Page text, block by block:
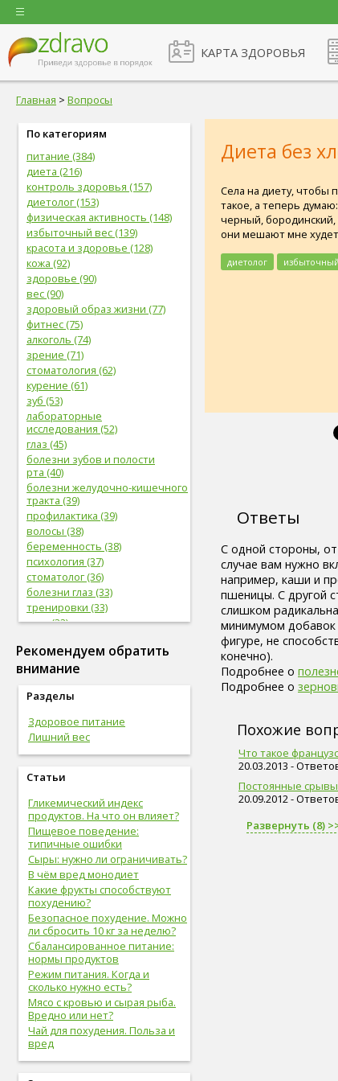
КАРТА ЗДОРОВЬЯ
Главная > Вопросы
По категориям
питание (384)
диета (216)
контроль здоровья (157)
диетолог (153)
физическая активность (148)
избыточный вес (139)
красота и здоровье (128)
кожа (92)
здоровье (90)
вес (90)
здоровый образ жизни (77)
фитнес (75)
алкоголь (74)
зрение (71)
стоматология (62)
курение (61)
зуб (53)
лабораторные
исследования (52)
глаз (45)
болезни зубов и полости
рта (40)
болезни желудочно-кишечного
тракта (39)
профилактика (39)
волосы (38)
беременность (38)
психология (37)
стоматолог (36)
болезни глаз (33)
тренировки (33)
нога (32)
фрукты (31)
сердечно-сосудистая
женская половая система (31)
живот (29)
болезни сердца и сосудов (28)
упражнения (27)
сахар (26)
мышцы (24)
витамины (24)
позвоночник (24)
сон (24)
общий анализ крови (23)
болезни опорно-двигательной
системы, травмы (23)
опорно-двигательная
система (22)
пищеварительная система (22)
голова (22)
физическая форма (22)
сигареты (22)
дети (22)
вода (21)
женские болезни (20)
инфекционные болезни (20)
болезни органов дыхания (19)
Рекомендуем обратить
внимание
Разделы
Здоровое питание
Лишний вес
Статьи
Гликемический индекс
продуктов. На что он влияет?
Пищевое поведение:
типичные ошибки
Сыры: нужно ли ограничивать?
В чём вред монодиет
Какие фрукты способствуют
похудению?
Безопасное похудение. Можно
ли сбросить 10 кг за неделю?
Сбалансированное питание:
нормы продуктов
Режим питания. Когда и
сколько нужно есть?
Мясо с кровью и сырая рыба.
Вредно или нет?
Чай для похудения. Польза и
вред
Диета без
Села на диету, чтобы
такое, а теперь
черный, бородинский,
они мешают мне
диетолог
Ответы
С одной стороны,
случае вам нужно
например, каши и
пшеницы. С другой
слишком
минимумом добавок
фигуре, не
конечно).
Подробнее о
Подробнее о
Похожие
Что такое
20.03.2013 -
Постоянные
20.09.2012 -
Развернуть (8)